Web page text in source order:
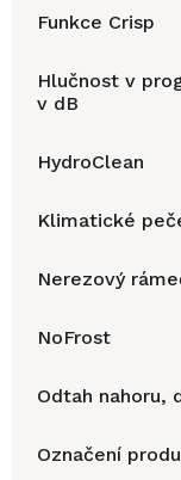
Funkce Crisp
Hlučnost v
v dB
HydroClean
Klimatické
Nerezový
NoFrost
Odtah nahoru,
Označení